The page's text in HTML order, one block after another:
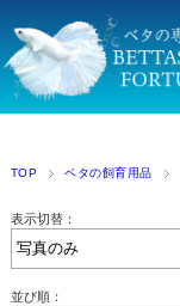
TOP ベタの飼育用品
表示切替：
並び順：